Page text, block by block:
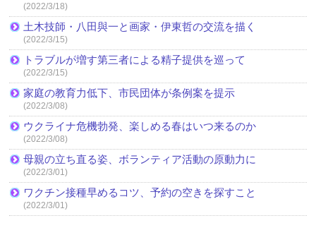
(2022/3/18)
土木技師・八田與一と画家・伊東哲の交流を描く
(2022/3/15)
トラブルが増す第三者による精子提供を巡って
(2022/3/15)
家庭の教育力低下、市民団体が条例案を提示
(2022/3/08)
ウクライナ危機勃発、楽しめる春はいつ来るのか
(2022/3/08)
母親の立ち直る姿、ボランティア活動の原動力に
(2022/3/01)
ワクチン接種早めるコツ、予約の空きを探すこと
(2022/3/01)